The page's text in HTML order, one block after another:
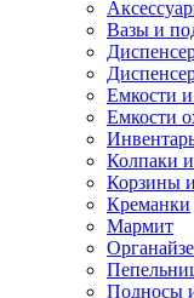
Вазы и
Емкости
Емкости
Колпаки
Корзины
Креманки
Мармит
Подносы